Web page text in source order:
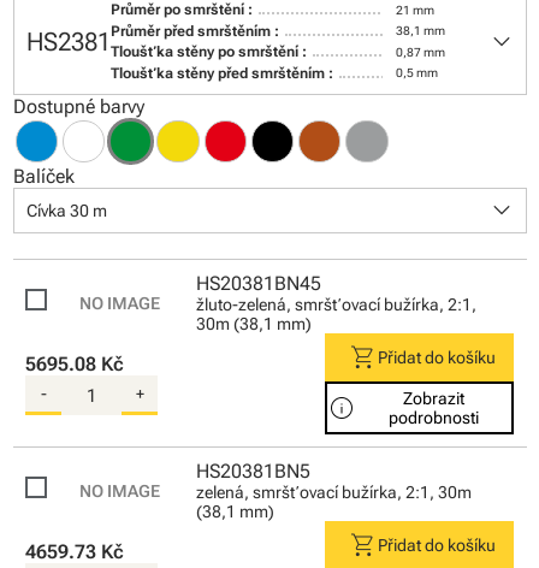
HS2381
Průměr po smrštění : 21 mm
Průměr před smrštěním : 38,1 mm
Tloušťka stěny po smrštění : 0,87 mm
Tloušťka stěny před smrštěním : 0,5 mm
keyboard_arrow_down
Dostupné barvy
Balíček
Cívka 30 m keyboard_arrow_down
HS20381BN45
žluto-zelená, smršťovací bužírka, 2:1,
30m (38,1 mm)
5695.08 Kč
- +
shopping_cart Přidat do košíku
info
Zobrazit
podrobnosti
HS20381BN5
zelená, smršťovací bužírka, 2:1, 30m
(38,1 mm)
4659.73 Kč shopping_cart Přidat do košíku